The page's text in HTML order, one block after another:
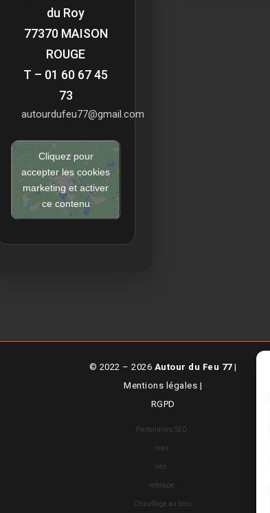
du Roy
77370 MAISON
ROUGE
T – 01 60 67 45
73
autourdufeu77@gmail.com
Cliquez pour
accepter les cookies
marketing et activer
ce contenu
© 2022 – 2026 Autour du Feu 77|
Mentions légales |
RGPD
Partenaires SEO :
max
lien
refetape
Chauffage au bois